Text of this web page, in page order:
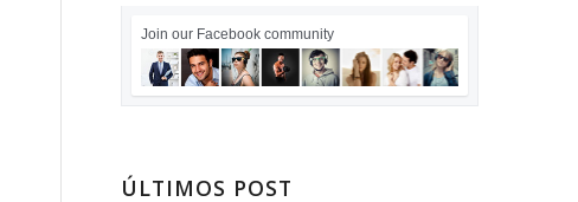
Join our Facebook community
ÚLTIMOS POST